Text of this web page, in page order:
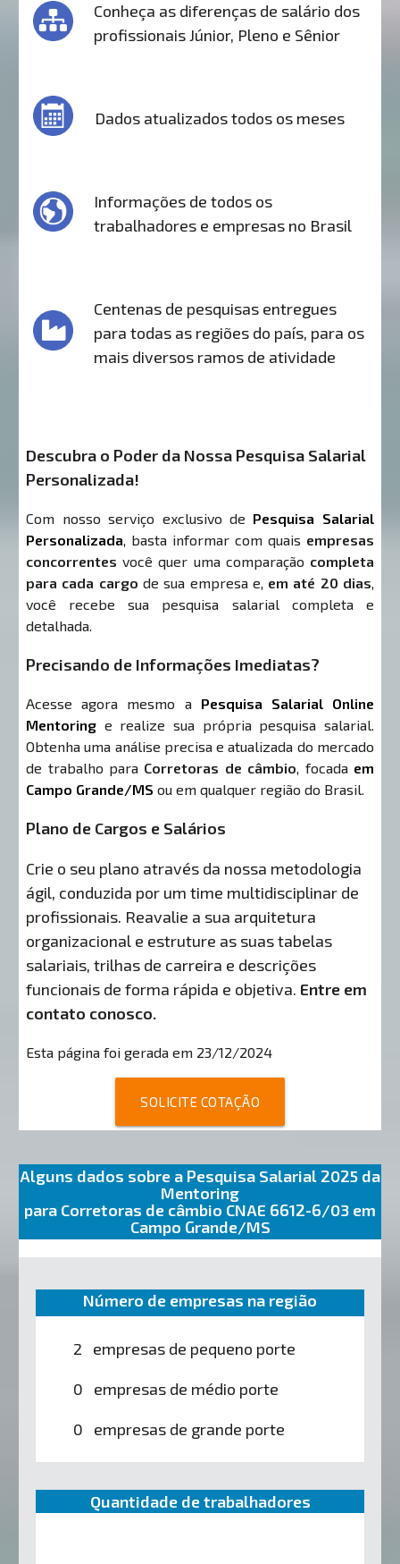
Conheça as diferenças de salário dos
profissionais Júnior, Pleno e Sênior
Dados atualizados todos os meses
Informações de todos os
trabalhadores e empresas no Brasil
Centenas de pesquisas entregues
para todas as regiões do país, para os
mais diversos ramos de atividade
Descubra o Poder da Nossa Pesquisa Salarial
Personalizada!
Com nosso serviço exclusivo de Pesquisa Salarial
Personalizada, basta informar com quais empresas
concorrentes você quer uma comparação completa
para cada cargo de sua empresa e, em até 20 dias,
você recebe sua pesquisa salarial completa e
detalhada.
Precisando de Informações Imediatas?
Acesse agora mesmo a Pesquisa Salarial Online
Mentoring e realize sua própria pesquisa salarial.
Obtenha uma análise precisa e atualizada do mercado
de trabalho para Corretoras de câmbio, focada em
Campo Grande/MS ou em qualquer região do Brasil.
Plano de Cargos e Salários
Crie o seu plano através da nossa metodologia
ágil, conduzida por um time multidisciplinar de
profissionais. Reavalie a sua arquitetura
organizacional e estruture as suas tabelas
salariais, trilhas de carreira e descrições
funcionais de forma rápida e objetiva. Entre em
contato conosco.
Esta página foi gerada em 23/12/2024
SOLICITE COTAÇÃO
Alguns dados sobre a Pesquisa Salarial 2025 da
Mentoring
para Corretoras de câmbio CNAE 6612-6/03 em
Campo Grande/MS
Número de empresas na região
2 empresas de pequeno porte
0 empresas de médio porte
0 empresas de grande porte
Quantidade de trabalhadores